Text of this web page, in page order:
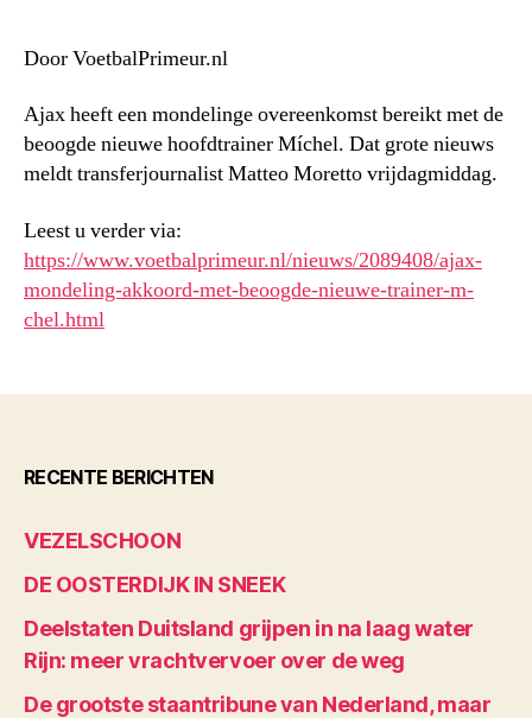
Door VoetbalPrimeur.nl
Ajax heeft een mondelinge overeenkomst bereikt met de
beoogde nieuwe hoofdtrainer Míchel. Dat grote nieuws
meldt transferjournalist Matteo Moretto vrijdagmiddag.
Leest u verder via:
https://www.voetbalprimeur.nl/nieuws/2089408/ajax-
mondeling-akkoord-met-beoogde-nieuwe-trainer-m-
chel.html
RECENTE BERICHTEN
VEZELSCHOON
DE OOSTERDIJK IN SNEEK
Deelstaten Duitsland grijpen in na laag water
Rijn: meer vrachtvervoer over de weg
De grootste staantribune van Nederland, maar